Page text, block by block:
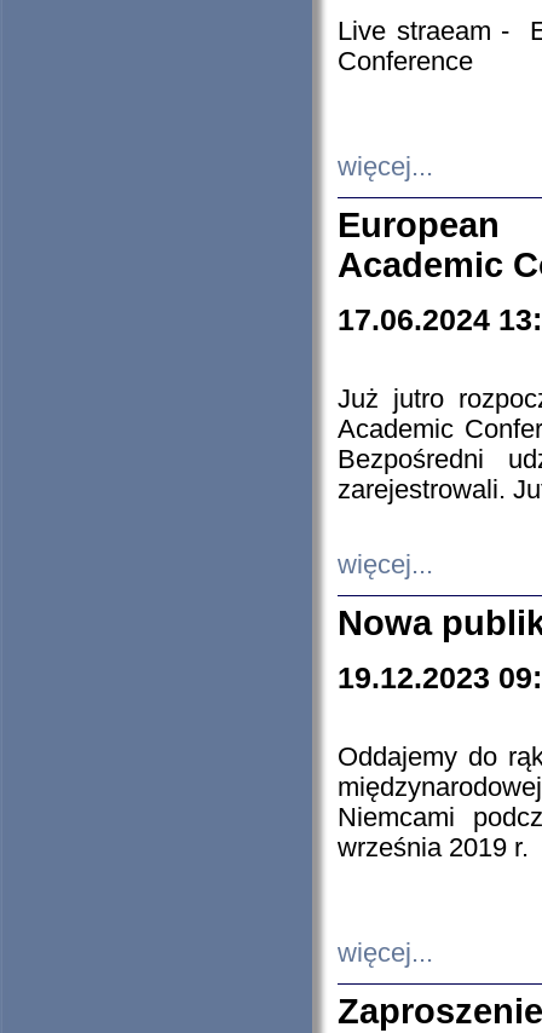
Live straeam -
Conference
więcej...
European
Academic
17.06.2024
Już jutro
Academic
Bezpośredni
zarejestrowali.
więcej...
Nowa
19.12.2023
Oddajemy do
Niemcami
września 2019 r.
więcej...